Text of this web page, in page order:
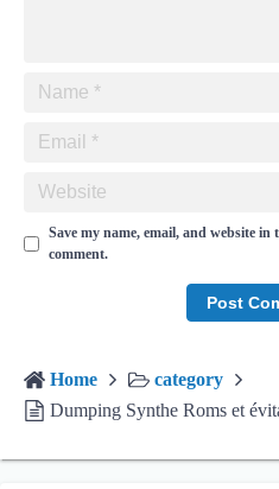
Save my name, email, and website
comment.
Home
category
Dumping Synthe Roms et